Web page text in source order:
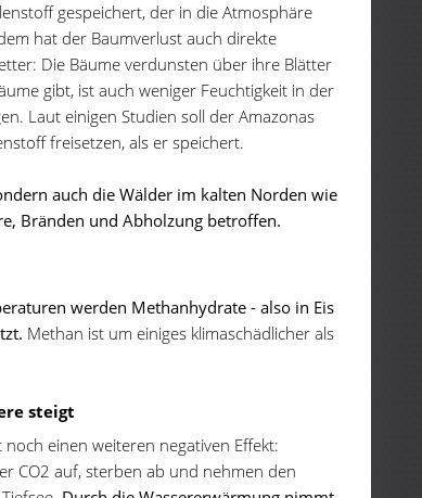
gespeichert, der in die Atmosphäre
hat der Baumverlust auch direkte
Die Bäume verdunsten über ihre Blätter
gibt, ist auch weniger Feuchtigkeit in der
Laut einigen Studien soll der Amazonas
freisetzen, als er speichert.
auch die Wälder im kalten Norden wie
Bränden und Abholzung betroffen.
werden Methanhydrate - also in Eis
Methan ist um einiges klimaschädlicher als
steigt
einen weiteren negativen Effekt:
CO2 auf, sterben ab und nehmen den